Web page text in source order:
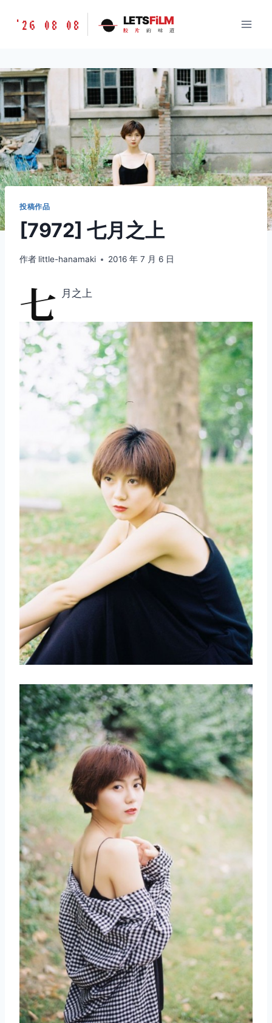
胶
味
道
LETSFILM
'26 08 08 LETSFiLM
胶 片 的 味 道
投稿作品
[7972] 七月之上
作者 little-hanamaki 2016 年 7 月 6 日
七 月之上